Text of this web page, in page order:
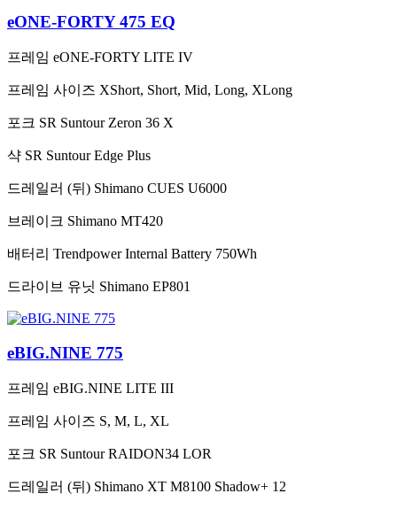
eONE-FORTY 475 EQ
프레임 eONE-FORTY LITE IV
프레임 사이즈 XShort, Short, Mid, Long, XLong
포크 SR Suntour Zeron 36 X
샥 SR Suntour Edge Plus
드레일러 (뒤) Shimano CUES U6000
브레이크 Shimano MT420
배터리 Trendpower Internal Battery 750Wh
드라이브 유닛 Shimano EP801
eBIG.NINE 775
프레임 eBIG.NINE LITE III
프레임 사이즈 S, M, L, XL
포크 SR Suntour RAIDON34 LOR
드레일러 (뒤) Shimano XT M8100 Shadow+ 12